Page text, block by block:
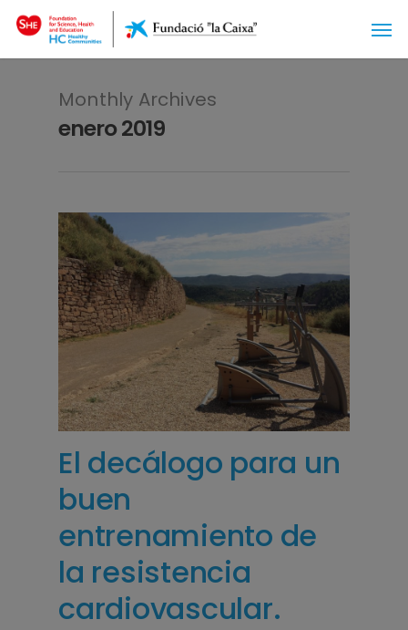
Monthly Archives
enero 2019
El decálogo para un
buen
entrenamiento de
la resistencia
cardiovascular.